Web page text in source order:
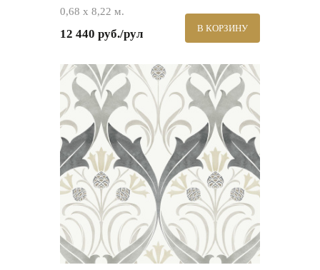
0,68 х 8,22 м.
12 440 руб./рул В КОРЗИНУ